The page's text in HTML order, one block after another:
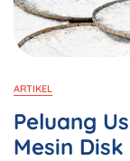
ARTIKEL
Peluang
Mesin